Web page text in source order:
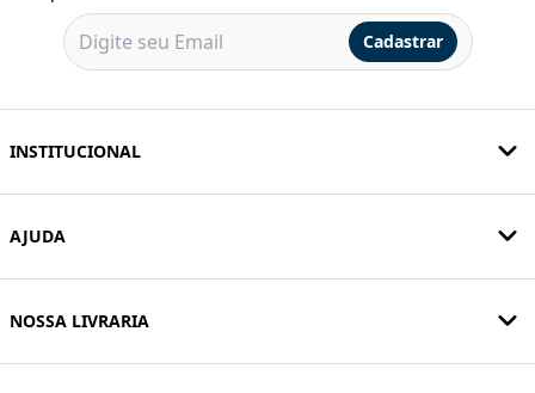
Cadastrar
INSTITUCIONAL
AJUDA
NOSSA LIVRARIA